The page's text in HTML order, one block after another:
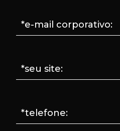
*e-mail corporativo:
*seu site:
*telefone: